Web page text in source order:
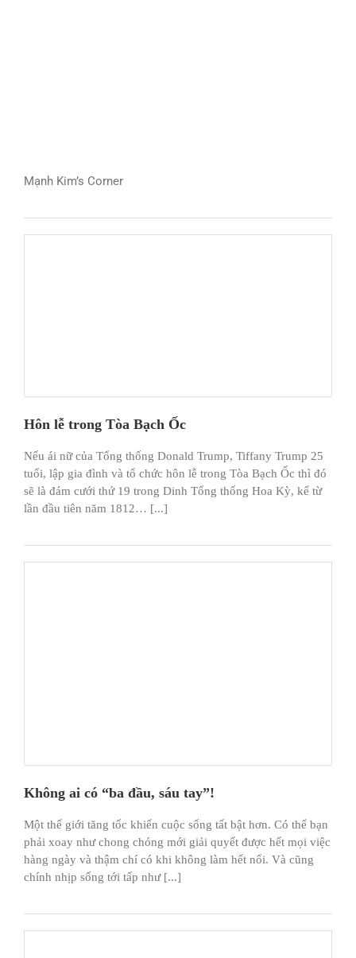
Mạnh Kim’s Corner
Hôn lễ trong Tòa Bạch Ốc
Nếu ái nữ của Tổng thống Donald Trump, Tiffany Trump 25
tuổi, lập gia đình và tổ chức hôn lễ trong Tòa Bạch Ốc thì đó
sẽ là đám cưới thứ 19 trong Dinh Tổng thống Hoa Kỳ, kể từ
lần đầu tiên năm 1812… [...]
Không ai có “ba đầu, sáu tay”!
Một thế giới tăng tốc khiến cuộc sống tất bật hơn. Có thể bạn
phải xoay như chong chóng mới giải quyết được hết mọi việc
hàng ngày và thậm chí có khi không làm hết nổi. Và cũng
chính nhịp sống tới tấp như [...]